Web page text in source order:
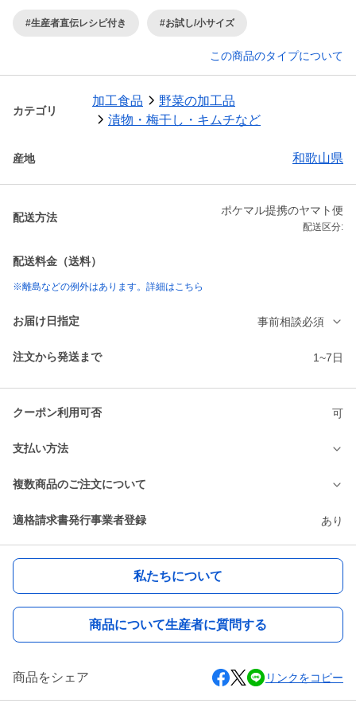
#生産者直伝レシピ付き #お試し/小サイズ
この商品のタイプについて
カテゴリ
加工食品
野菜の加工品
漬物・梅干し・キムチなど
産地 和歌山県
配送方法
ポケマル提携のヤマト便
配送区分:
配送料金（送料）
※離島などの例外はあります。詳細はこちら
お届け日指定 事前相談必須
注文から発送まで 1~7日
クーポン利用可否 可
支払い方法
複数商品のご注文について
適格請求書発行事業者登録 あり
私たちについて
商品について生産者に質問する
商品をシェア リンクをコピー